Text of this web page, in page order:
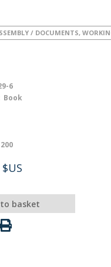
/ DOCUMENTS,
6
Book
200
basket